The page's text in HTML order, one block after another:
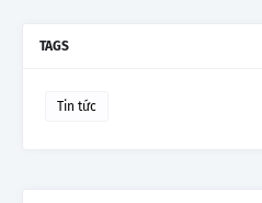
TAGS
Tin tức